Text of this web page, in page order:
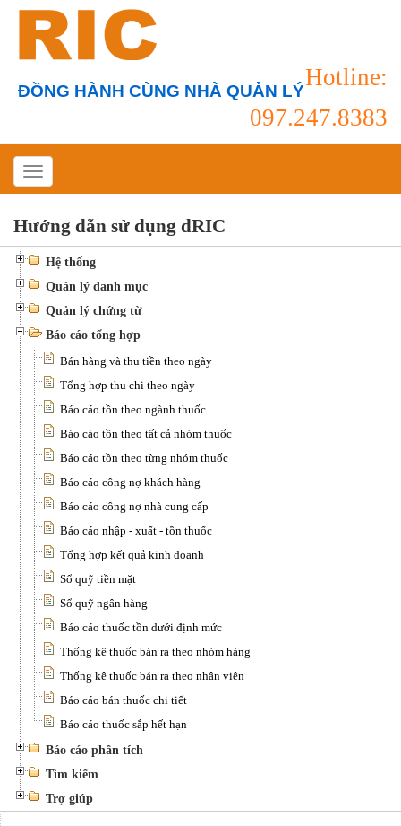
ĐỒNG HÀNH CÙNG NHÀ QUẢN LÝ
Hotline:
097.247.8383
Hướng dẫn sử dụng dRIC
Hệ thống
Quản lý danh mục
Quản lý chứng từ
Báo cáo tổng hợp
Bán hàng và thu tiền theo ngày
Tổng hợp thu chi theo ngày
Báo cáo tồn theo ngành thuốc
Báo cáo tồn theo tất cả nhóm thuốc
Báo cáo tồn theo từng nhóm thuốc
Báo cáo công nợ khách hàng
Báo cáo công nợ nhà cung cấp
Báo cáo nhập - xuất - tồn thuốc
Tổng hợp kết quả kinh doanh
Sổ quỹ tiền mặt
Sổ quỹ ngân hàng
Báo cáo thuốc tồn dưới định mức
Thống kê thuốc bán ra theo nhóm hàng
Thống kê thuốc bán ra theo nhân viên
Báo cáo bán thuốc chi tiết
Báo cáo thuốc sắp hết hạn
Báo cáo phân tích
Tìm kiếm
Trợ giúp